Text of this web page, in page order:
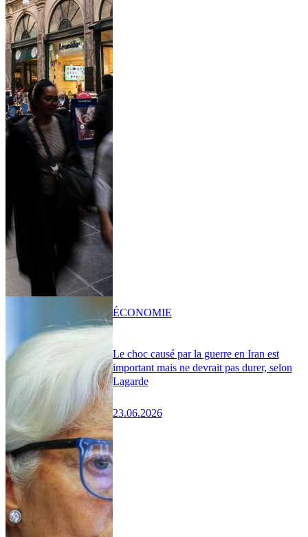
Le choc causé par la guerre en Iran est
important mais ne devrait pas durer, selon
Lagarde
23.06.2026
ÉCONOMIE